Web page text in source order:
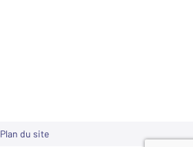
Plan du site